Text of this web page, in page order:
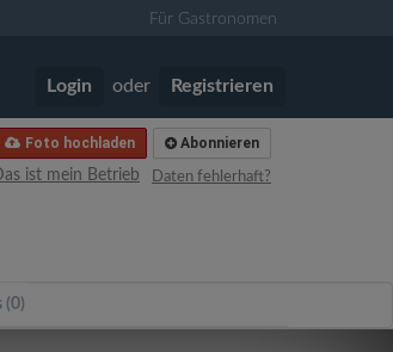
Für Gastronomen
Login oder Registrieren
Abonnieren
Foto hochladen
Daten fehlerhaft?
ist mein Betrieb
(0)